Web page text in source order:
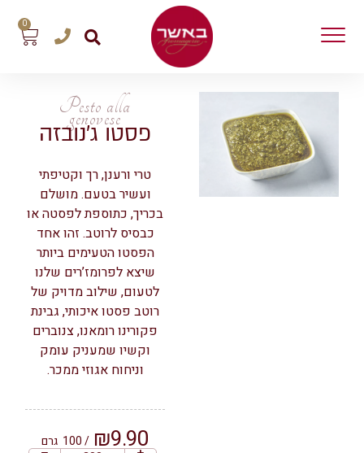
0
Pesto alla
genovese
פסטו ג’נובזה
טרי ורענן, רך וקטיפתי
ועשיר בטעם. מושלם
בכריך, כתוספת לפסטה או
כבסיס לרוטב. זהו אחד
הפסטו הטעימים ביותר
שיצא לפרומז’רים שלנו
לטעום, שילוב מדויק של
רוטב פסטו איכותי, גבינת
פקורינו רומאנו, צנוברים
וקשיו שמעניק עומק
וניחוח אגוזי ממכר.
₪9.90
/ 100 גרם